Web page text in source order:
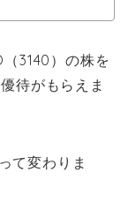
3140）の株を
待がもらえま
て変わりま